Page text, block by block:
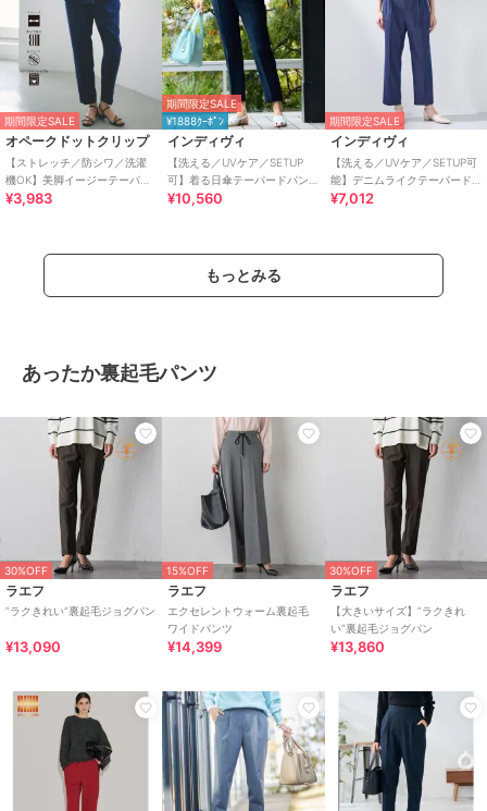
期間限定SALE
オペークドットクリップ
【ストレッチ／防シワ／洗濯
機OK】美脚イージーテーパー
ドパンツ《SS～LL／5col／セ
¥3,983
期間限定SALE
¥1888ｸｰﾎﾟﾝ
インディヴィ
【洗える／UVケア／SETUP
可】着る日傘テーパードパン
ツ
¥10,560
期間限定SALE
インディヴィ
【洗える／UVケア／SETUP可
能】デニムライクテーパード
パンツ
¥7,012
もっとみる
あったか裏起毛パンツ
30%OFF
ラエフ
”ラクきれい”裏起毛ジョグパン
¥13,090
15%OFF
ラエフ
エクセレントウォーム裏起毛
ワイドパンツ
¥14,399
30%OFF
ラエフ
【大きいサイズ】”ラクきれ
い”裏起毛ジョグパン
¥13,860